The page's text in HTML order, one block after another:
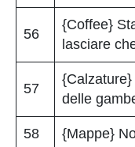
56
{Coffee}
lasciare
57
delle
58 {Mappe}